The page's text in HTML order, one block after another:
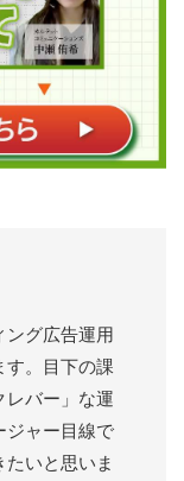
ング広告運用
。目下の課
レバー」な運
ジャー目線で
いと思いま